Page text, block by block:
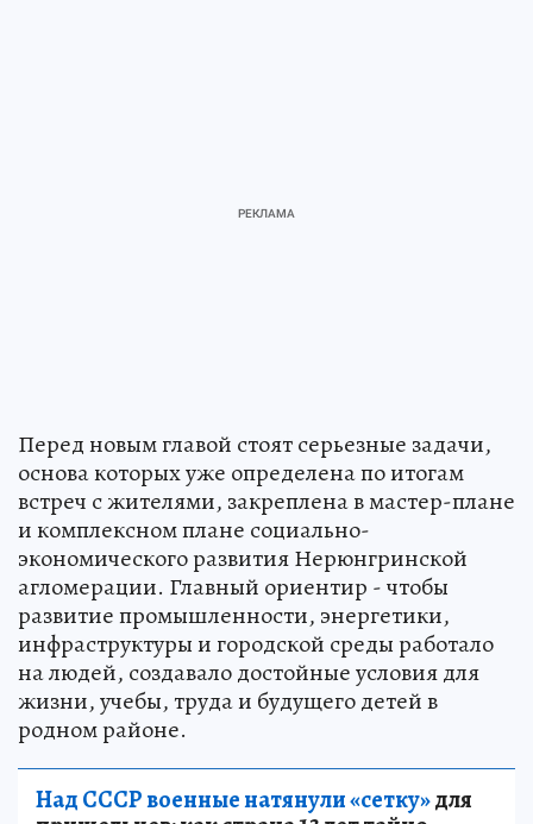
Перед новым главой стоят серьезные задачи,
основа которых уже определена по итогам
встреч с жителями, закреплена в мастер-плане
и комплексном плане социально-
экономического развития Нерюнгринской
агломерации. Главный ориентир - чтобы
развитие промышленности, энергетики,
инфраструктуры и городской среды работало
на людей, создавало достойные условия для
жизни, учебы, труда и будущего детей в
родном районе.
Над СССР военные натянули «сетку»для